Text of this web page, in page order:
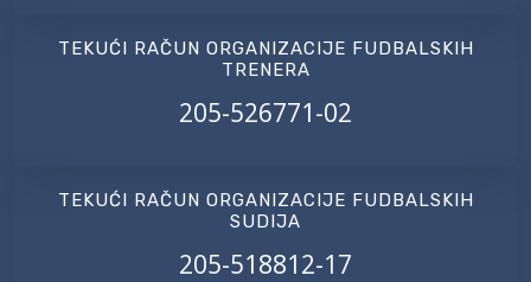
TEKUĆI RAČUN ORGANIZACIJE FUDBALSKIH
TRENERA
205-526771-02
TEKUĆI RAČUN ORGANIZACIJE FUDBALSKIH
SUDIJA
205-518812-17